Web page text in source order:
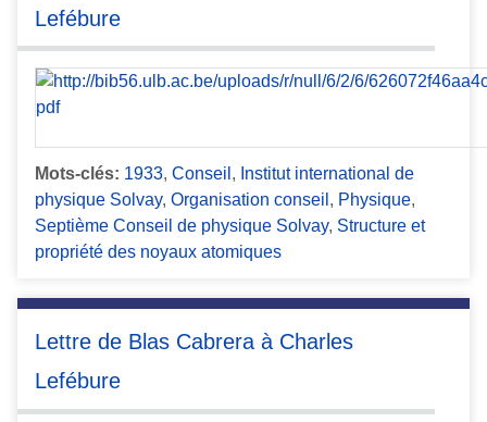
Lefébure
Mots-clés: 1933, Conseil , Institut international de
physique Solvay, Organisation conseil , Physique,
Septième Conseil de physique Solvay, Structure et
propriété des noyaux atomiques
Lettre de Blas Cabrera à Charles
Lefébure